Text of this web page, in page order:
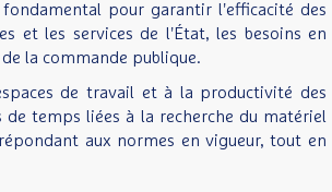
pour garantir l'efficacité des
et les services de l'État, les besoins en
la commande publique.
de travail et à la productivité des
temps liées à la recherche du matériel
aux normes en vigueur, tout en